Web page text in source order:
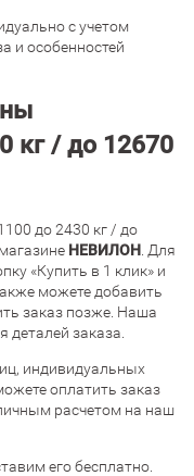
с учетом
и особенностей
кг / до 12670
до 2430 кг / до
НЕВИЛОН . Для
«Купить в 1 клик» и
можете добавить
заказ позже. Наша
деталей заказа.
индивидуальных
оплатить заказ
расчетом на наш
его бесплатно.